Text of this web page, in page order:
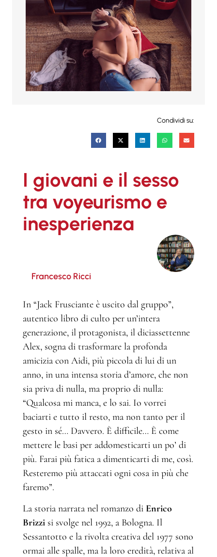
Condividi su:
I giovani e il sesso
tra voyeurismo e
inesperienza
Francesco Ricci
In “Jack Frusciante è uscito dal gruppo”,
autentico libro di culto per un’intera
generazione, il protagonista, il diciassettenne
Alex, sogna di trasformare la profonda
amicizia con Aidi, più piccola di lui di un
anno, in una intensa storia d’amore, che non
sia priva di nulla, ma proprio di nulla:
“Qualcosa mi manca, e lo sai. Io vorrei
baciarti e tutto il resto, ma non tanto per il
gesto in sé… Davvero. È difficile… È come
mettere le basi per addomesticarti un po’ di
più. Farai più fatica a dimenticarti di me, così.
Resteremo più attaccati ogni cosa in più che
faremo”.
La storia narrata nel romanzo di Enrico
Brizzi si svolge nel 1992, a Bologna. Il
Sessantotto e la rivolta creativa del 1977 sono
ormai alle spalle, ma la loro eredità, relativa al